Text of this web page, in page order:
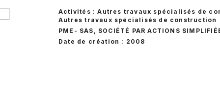
Activités : Autres travaux spécialisés de
Autres travaux spécialisés de construction
PME - SAS, SOCIÉTÉ PAR ACTIONS
Date de création : 2008